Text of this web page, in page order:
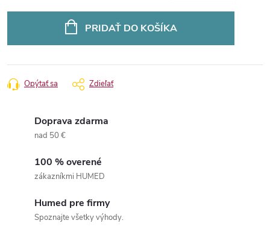
PRIDAŤ DO KOŠÍKA
Opýtať sa Zdieľať
Doprava zdarma
nad 50 €
100 % overené
zákazníkmi HUMED
Humed pre firmy
Spoznajte všetky výhody.